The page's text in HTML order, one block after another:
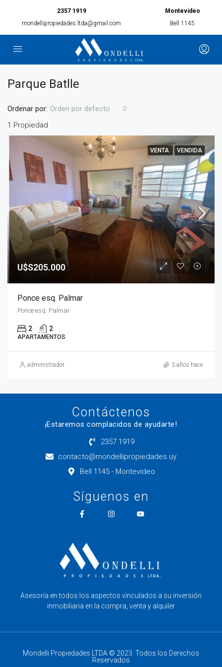
2357 1919
mondellipropiedades.ltda@gmail.com
Montevideo
Bell 1145
Parque Batlle
1 Propiedad
Ordenar por: Orden por defecto
VENTA VENDIDA
U$S205.000
Ponce esq. Palmar
Ponce esq. Palmar
2 2
APARTAMENTOS
administrador 3 años hace
Contáctenos
¡Estaremos complacidos de ayudarte!
2357 1919
contacto@mondellipropiedades.uy
Bell 1145 - Montevideo
Síguenos en
Asesoría en todos los aspectos vinculados a su inversión
inmobiliaria en la compra, venta y alquiler
Mondelli Propiedades LTDA © 2023. Todos los Derechos
Reservados